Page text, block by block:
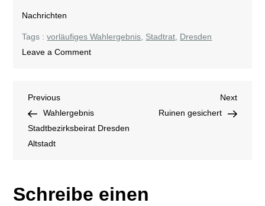
Nachrichten
Tags :vorläufiges Wahlergebnis, Stadtrat, Dresden
Leave a Commenton
Beitragsnavigation
Previous
Post
Previous
Wahlergebnis
Stadtbezirksbeirat Dresden
Altstadt
Next
Post
Next
Ruinen gesichert
Schreibe einen